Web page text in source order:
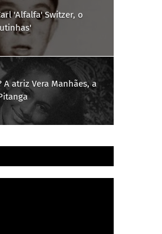
'Alfalfa' Switzer, o
A atriz Vera Manhães, a